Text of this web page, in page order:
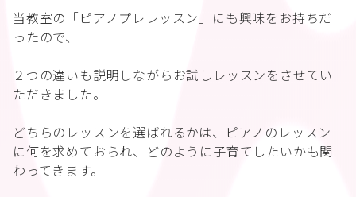
当教室の「ピアノプレレッスン」にも興味をお持ちだ
ったので、
２つの違いも説明しながらお試しレッスンをさせてい
ただきました。
どちらのレッスンを選ばれるかは、ピアノのレッスン
に何を求めておられ、どのように子育てしたいかも関
わってきます。